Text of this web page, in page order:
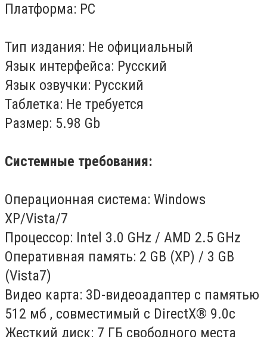
Платформа: PC
Тип издания: Не официальный
Язык интерфейса: Русский
Язык озвучки: Русский
Таблетка: Не требуется
Размер: 5.98 Gb
Системные требования:
Операционная система: Windows
XP/Vista/7
Процессор: Intel 3.0 GHz / AMD 2.5 GHz
Оперативная память: 2 GB (XP) / 3 GB
(Vista7)
Видео карта: 3D-видеоадаптер с памятью
512 мб , совместимый с DirectX® 9.0c
Жесткий диск: 7 ГБ свободного места